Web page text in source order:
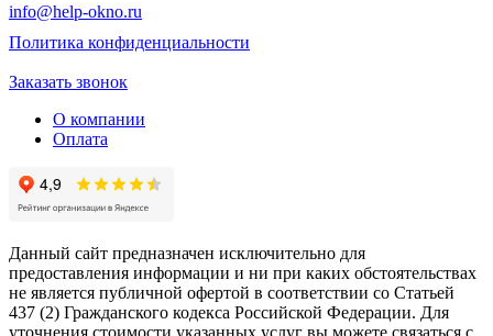
info@help-okno.ru
Политика конфиденциальности
Заказать звонок
О компании
Оплата
Данный сайт предназначен исключительно для
предоставления информации и ни при каких обстоятельствах
не является публичной офертой в соответствии со Статьей
437 (2) Гражданского кодекса Российской Федерации. Для
уточнения стоимости указанных услуг вы можете связаться с